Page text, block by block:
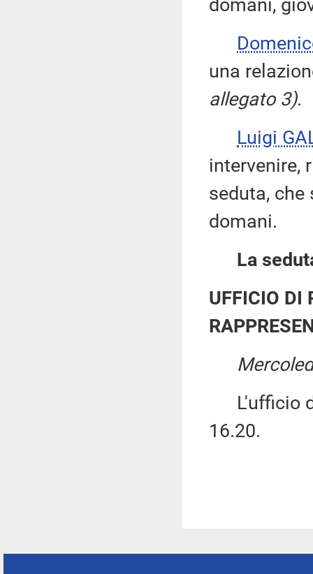
domani,
una
allegato 3).
Luigi
intervenire,
seduta,
domani.
La
UFFICIO DI
L'ufficio di
16.20.